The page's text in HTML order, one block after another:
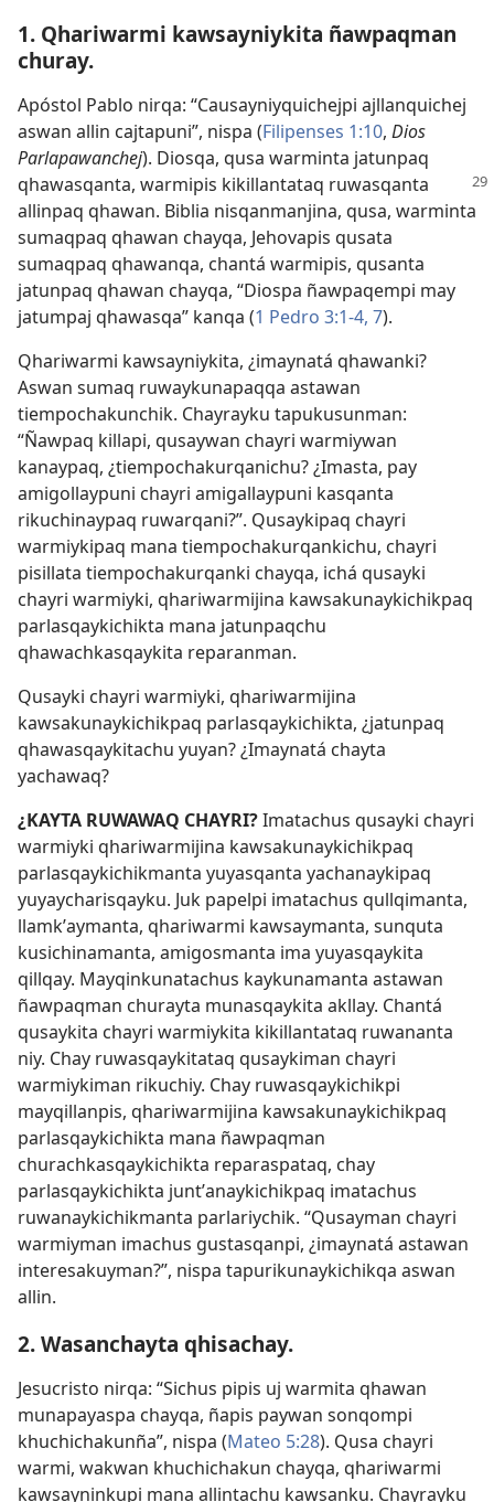
1. Qhariwarmi kawsayniykita ñawpaqman
churay.
Apóstol Pablo nirqa: “Causayniyquichejpi ajllanquichej
aswan allin cajtapuni”, nispa (Filipenses 1:10, Dios
Parlapawanchej). Diosqa, qusa warminta jatunpaq
qhawasqanta, warmipis kikillantataq ruwasqanta
allinpaq qhawan. Biblia nisqanmanjina, qusa, warminta
sumaqpaq qhawan chayqa, Jehovapis qusata
sumaqpaq qhawanqa, chantá warmipis, qusanta
jatunpaq qhawan chayqa, “Diospa ñawpaqempi may
jatumpaj qhawasqa” kanqa (1 Pedro 3:1-4, 7).
Qhariwarmi kawsayniykita, ¿imaynatá qhawanki?
Aswan sumaq ruwaykunapaqqa astawan
tiempochakunchik. Chayrayku tapukusunman:
“Ñawpaq killapi, qusaywan chayri warmiywan
kanaypaq, ¿tiempochakurqanichu? ¿Imasta, pay
amigollaypuni chayri amigallaypuni kasqanta
rikuchinaypaq ruwarqani?”. Qusaykipaq chayri
warmiykipaq mana tiempochakurqankichu, chayri
pisillata tiempochakurqanki chayqa, ichá qusayki
chayri warmiyki, qhariwarmijina kawsakunaykichikpaq
parlasqaykichikta mana jatunpaqchu
qhawachkasqaykita reparanman.
Qusayki chayri warmiyki, qhariwarmijina
kawsakunaykichikpaq parlasqaykichikta, ¿jatunpaq
qhawasqaykitachu yuyan? ¿Imaynatá chayta
yachawaq?
¿KAYTA RUWAWAQ CHAYRI?Imatachus qusayki chayri
warmiyki qhariwarmijina kawsakunaykichikpaq
parlasqaykichikmanta yuyasqanta yachanaykipaq
yuyaycharisqayku. Juk papelpi imatachus qullqimanta,
llamkʼaymanta, qhariwarmi kawsaymanta, sunquta
kusichinamanta, amigosmanta ima yuyasqaykita
qillqay. Mayqinkunatachus kaykunamanta astawan
ñawpaqman churayta munasqaykita akllay. Chantá
qusaykita chayri warmiykita kikillantataq ruwananta
niy. Chay ruwasqaykitataq qusaykiman chayri
warmiykiman rikuchiy. Chay ruwasqaykichikpi
mayqillanpis, qhariwarmijina kawsakunaykichikpaq
parlasqaykichikta mana ñawpaqman
churachkasqaykichikta reparaspataq, chay
parlasqaykichikta juntʼanaykichikpaq imatachus
ruwanaykichikmanta parlariychik. “Qusayman chayri
warmiyman imachus gustasqanpi, ¿imaynatá astawan
interesakuyman?”, nispa tapurikunaykichikqa aswan
allin.
2. Wasanchayta qhisachay.
Jesucristo nirqa: “Sichus pipis uj warmita qhawan
munapayaspa chayqa, ñapis paywan sonqompi
khuchichakunña”, nispa (Mateo 5:28). Qusa chayri
warmi, wakwan khuchichakun chayqa, qhariwarmi
kawsayninkupi mana allintachu kawsanku. Chayrayku